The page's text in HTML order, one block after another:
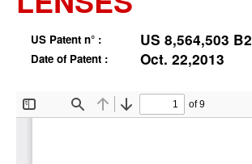
US Patent n° : US 8,564,503 B2
Date of Patent : Oct. 22,2013